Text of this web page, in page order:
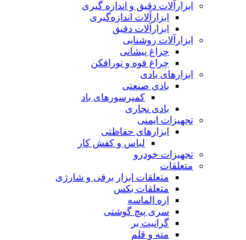
ابزارآلات دقیق و اندازه گیری
ابزارآلات اندازه‌گیری
ابزارآلات دقیق
ابزارآلات روشنایی
چراغ پیشانی
چراغ قوه و نورافکن
ابزارهای بادی
بادی صنعتی
کمپرسورهای باد
بادی نجاری
تجهیزات ایمنی
ابزارهای حفاظتی
لباس و کفش کار
تجهیزات خودرو
متعلقات
متعلقات ابزار برقی و شارژی
متعلقات بکس
اره الماسه
سری پیچ گوشتی
گرانیت بر
مته و قلم